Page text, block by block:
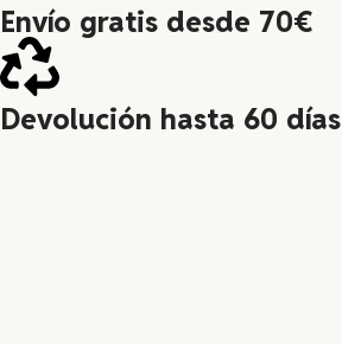
Envío gratis desde 70€
Devolución hasta 60 días